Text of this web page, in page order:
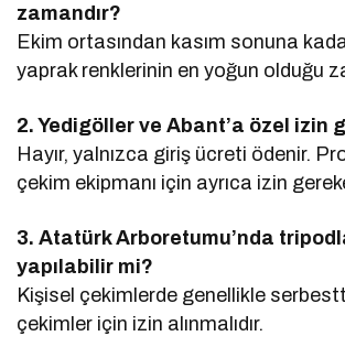
zamandır?
Ekim ortasından kasım sonuna
yaprak renklerinin en yoğun olduğu
2. Yedigöller ve Abant’a özel izin
Hayır, yalnızca giriş ücreti ödenir.
çekim ekipmanı için ayrıca izin
3. Atatürk Arboretumu’nda
yapılabilir mi?
Kişisel çekimlerde genellikle
çekimler için izin alınmalıdır.